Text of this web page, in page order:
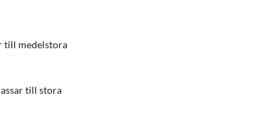
till medelstora
till stora